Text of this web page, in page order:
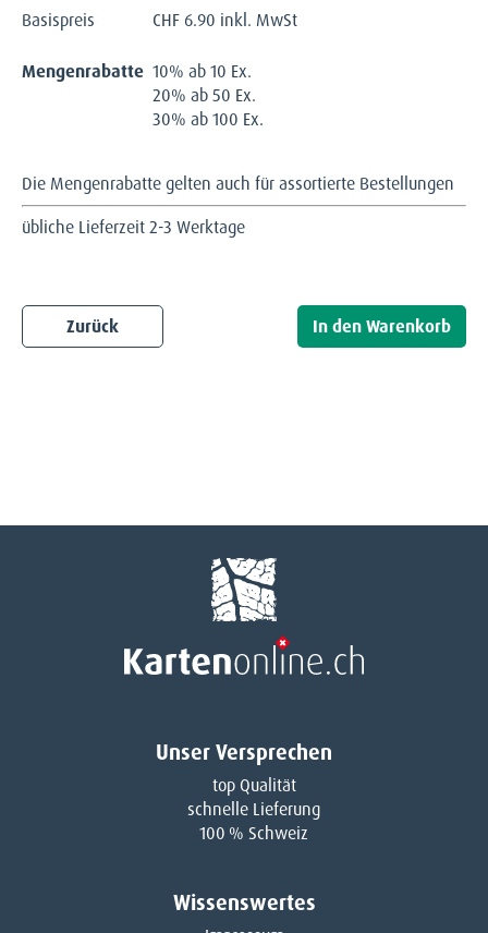
Basispreis CHF 6.90 inkl. MwSt
Mengenrabatte 10% ab 10 Ex.
20% ab 50 Ex.
30% ab 100 Ex.
Die Mengenrabatte gelten auch für assortierte Bestellungen
übliche Lieferzeit 2-3 Werktage
Zurück
Unser Versprechen
top Qualität
schnelle Lieferung
100 % Schweiz
Wissenswertes